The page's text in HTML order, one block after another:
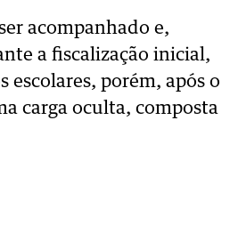
acompanhado e,
a fiscalização inicial,
escolares, porém, após o
carga oculta, composta